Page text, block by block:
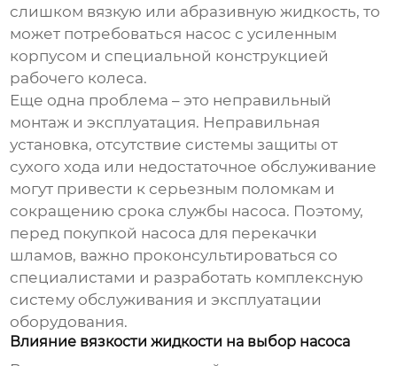
слишком вязкую или абразивную жидкость, то
может потребоваться насос с усиленным
корпусом и специальной конструкцией
рабочего колеса.
Еще одна проблема – это неправильный
монтаж и эксплуатация. Неправильная
установка, отсутствие системы защиты от
сухого хода или недостаточное обслуживание
могут привести к серьезным поломкам и
сокращению срока службы насоса. Поэтому,
перед покупкой насоса для перекачки
шламов, важно проконсультироваться со
специалистами и разработать комплексную
систему обслуживания и эксплуатации
оборудования.
Влияние вязкости жидкости на выбор насоса